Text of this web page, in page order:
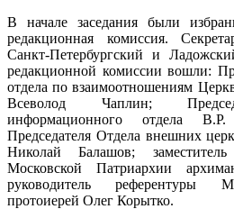
В начале заседания были
редакционная комиссия.
Санкт-Петербургский и
редакционной комиссии вошли:
отдела по взаимоотношениям
Всеволод Чаплин;
информационного отдела В.Р.
Председателя Отдела внешних
Николай Балашов;
Московской Патриархии
руководитель референтуры
протоиерей Олег Корытко.